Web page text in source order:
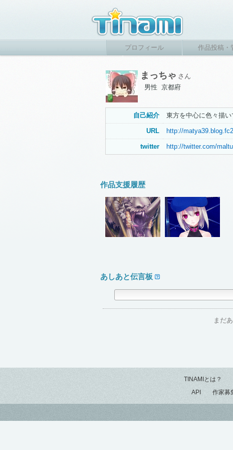
プロフィール 作品投稿・
まっちゃ さん
男性 京都府
自己紹介 東方を中心に色々描い
URL http://
twitter http://twitter.com/
作品支援履歴
あしあと伝言板
まだ
TINAMIとは？
API
作家募